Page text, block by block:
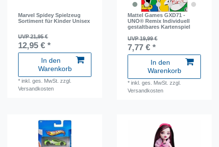
Marvel Spidey Spielzeug
Sortiment für Kinder Unisex
UVP 21,95 €
12,95 € *
In den
Warenkorb
*inkl. ges. MwSt. zzgl.
Versandkosten
Mattel Games GXD71 -
UNO® Remix Individuell
gestaltbares Kartenspiel
UVP 19,99 €
7,77 € *
In den
Warenkorb
*inkl. ges. MwSt. zzgl.
Versandkosten